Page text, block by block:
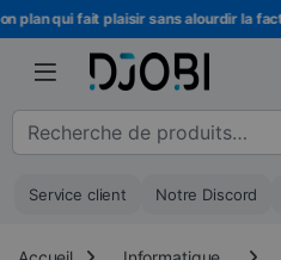
Skip to navigation
Skip to content
qui fait plaisir sans alourdir la
Recherche pour :
Service client Notre Discord